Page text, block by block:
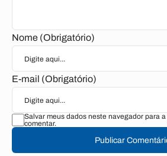
Nome (Obrigatório)
E-mail (Obrigatório)
Salvar meus dados neste navegador para
comentar.
Publicar